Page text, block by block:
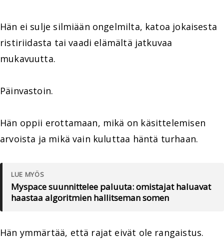
Hän ei sulje silmiään ongelmilta, katoa jokaisesta
ristiriidasta tai vaadi elämältä jatkuvaa
mukavuutta.
Päinvastoin.
Hän oppii erottamaan, mikä on käsittelemisen
arvoista ja mikä vain kuluttaa häntä turhaan.
LUE MYÖS
Myspace suunnittelee paluuta: omistajat haluavat
haastaa algoritmien hallitseman somen
Hän ymmärtää, että rajat eivät ole rangaistus.